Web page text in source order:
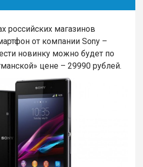
российских магазинов
от компании Sony –
новинку можно будет по
цене – 29990 рублей.